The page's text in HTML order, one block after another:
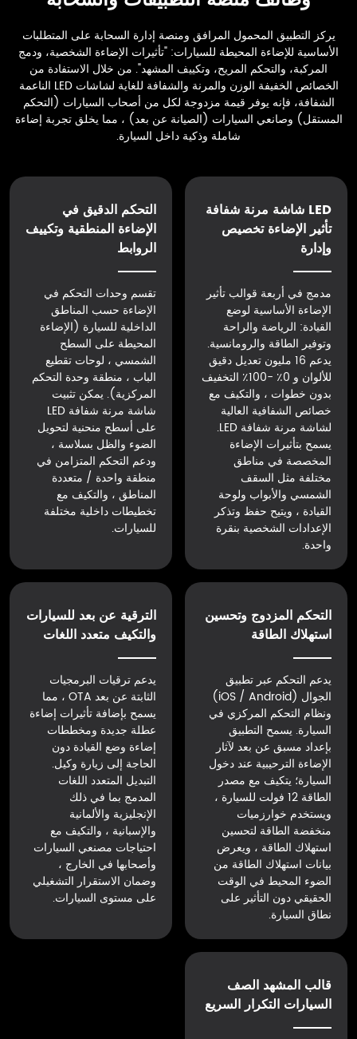
يركز التطبيق المحمول المرافق ومنصة إدارة السحابة على المتطلبات
الأساسية للإضاءة المحيطة للسيارات: "تأثيرات الإضاءة الشخصية، ودمج
المركبة، والتحكم المريح، وتكييف المشهد". من خلال الاستفادة من
الخصائص الخفيفة الوزن والمرنة والشفافة للغاية لشاشات LED الناعمة
الشفافة، فإنه يوفر قيمة مزدوجة لكل من أصحاب السيارات (التحكم
المستقل) وصانعي السيارات (الصيانة عن بعد) ، مما يخلق تجربة إضاءة
شاملة وذكية داخل السيارة.
LED شاشة مرنة شفافة
تأثير الإضاءة تخصيص
وإدارة
مدمج في أربعة قوالب تأثير
الإضاءة الأساسية لوضع
القيادة: الرياضة والراحة
وتوفير الطاقة والرومانسية.
يدعم 16 مليون تعديل دقيق
للألوان و 0٪ -100٪ التخفيف
بدون خطوات ، والتكيف مع
خصائص الشفافية العالية
لشاشة مرنة شفافة LED.
يسمح بتأثيرات الإضاءة
المخصصة في مناطق
مختلفة مثل السقف
الشمسي والأبواب ولوحة
القيادة ، ويتيح حفظ وتذكر
الإعدادات الشخصية بنقرة
واحدة.
التحكم الدقيق في
الإضاءة المنطقية وتكييف
الروابط
تقسم وحدات التحكم في
الإضاءة حسب المناطق
الداخلية للسيارة (الإضاءة
المحيطة على السطح
الشمسي ، لوحات تقطيع
الباب ، منطقة وحدة التحكم
المركزية). يمكن تثبيت
شاشة مرنة شفافة LED
على أسطح منحنية لتحويل
الضوء والظل بسلاسة ،
ودعم التحكم المتزامن في
منطقة واحدة / متعددة
المناطق ، والتكيف مع
تخطيطات داخلية مختلفة
للسيارات.
التحكم المزدوج وتحسين
استهلاك الطاقة
يدعم التحكم عبر تطبيق
الجوال (iOS / Android)
ونظام التحكم المركزي في
السيارة. يسمح التطبيق
بإعداد مسبق عن بعد لآثار
الإضاءة الترحيبية عند دخول
السيارة؛ يتكيف مع مصدر
الطاقة 12 فولت للسيارة ،
ويستخدم خوارزميات
منخفضة الطاقة لتحسين
استهلاك الطاقة ، ويعرض
بيانات استهلاك الطاقة من
الضوء المحيط في الوقت
الحقيقي دون التأثير على
نطاق السيارة.
الترقية عن بعد للسيارات
والتكيف متعدد اللغات
يدعم ترقيات البرمجيات
الثابتة عن بعد OTA ، مما
يسمح بإضافة تأثيرات إضاءة
عطلة جديدة ومخططات
إضاءة وضع القيادة دون
الحاجة إلى زيارة وكيل.
التبديل المتعدد اللغات
المدمج بما في ذلك
الإنجليزية والألمانية
والإسبانية ، والتكيف مع
احتياجات مصنعي السيارات
وأصحابها في الخارج ،
وضمان الاستقرار التشغيلي
على مستوى السيارات.
قالب المشهد الصف
السيارات التكرار السريع